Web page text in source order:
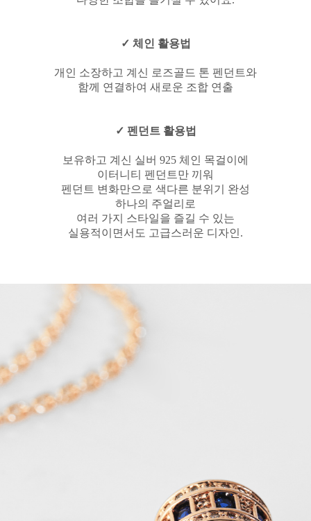
✓ 체인 활용법
개인 소장하고 계신 로즈골드 톤 펜던트와
함께 연결하여 새로운 조합 연출
✓ 펜던트 활용법
보유하고 계신 실버 925 체인 목걸이에
이터니티 펜던트만 끼워
펜던트 변화만으로 색다른 분위기 완성
하나의 주얼리로
여러 가지 스타일을 즐길 수 있는
실용적이면서도 고급스러운 디자인.